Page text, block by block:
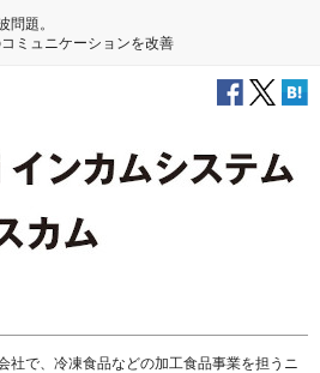
問題。
ミュニケーションを改善
で、冷凍食品などの加工食品事業を担うニ